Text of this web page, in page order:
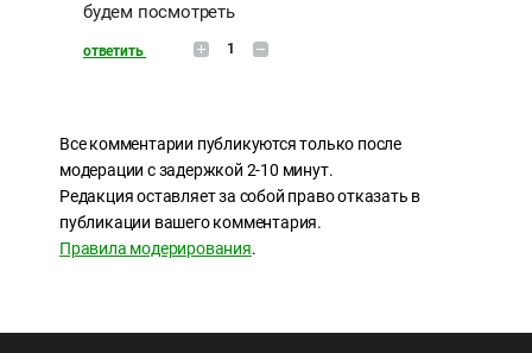
будем посмотреть
ответить 1
Все комментарии публикуются только после
модерации с задержкой 2-10 минут.
Редакция оставляет за собой право отказать в
публикации вашего комментария.
Правила модерирования.